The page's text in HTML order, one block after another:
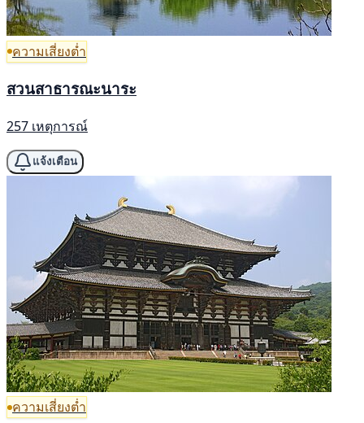
ความเสี่ยงต่ำ
สวนสาธารณะนาระ
257 เหตุการณ์
แจ้งเตือน
ความเสี่ยงต่ำ